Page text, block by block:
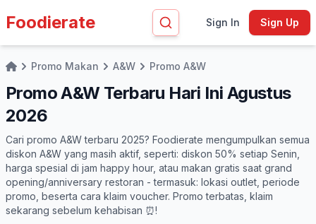
Foodierate Sign In Sign Up
HomePromo Makan A&W Promo A&W
Promo A&W Terbaru Hari Ini Agustus
2026
Cari promo A&W terbaru 2025? Foodierate mengumpulkan semua
diskon A&W yang masih aktif, seperti: diskon 50% setiap Senin,
harga spesial di jam happy hour, atau makan gratis saat grand
opening/anniversary restoran - termasuk: lokasi outlet, periode
promo, beserta cara klaim voucher. Promo terbatas, klaim
sekarang sebelum kehabisan ⏰!